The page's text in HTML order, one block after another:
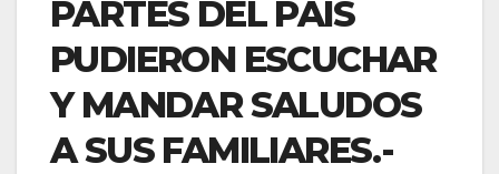
PARTES DEL PAÍS
PUDIERON ESCUCHAR
Y MANDAR SALUDOS
A SUS FAMILIARES.-